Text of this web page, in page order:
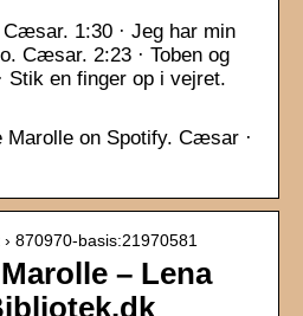
1:30 · Jeg har min
Cæsar. 2:23 · Toben og
Stik en finger op i vejret.
Marolle on Spotify. Cæsar ·
870970-basis:21970581
– Lena